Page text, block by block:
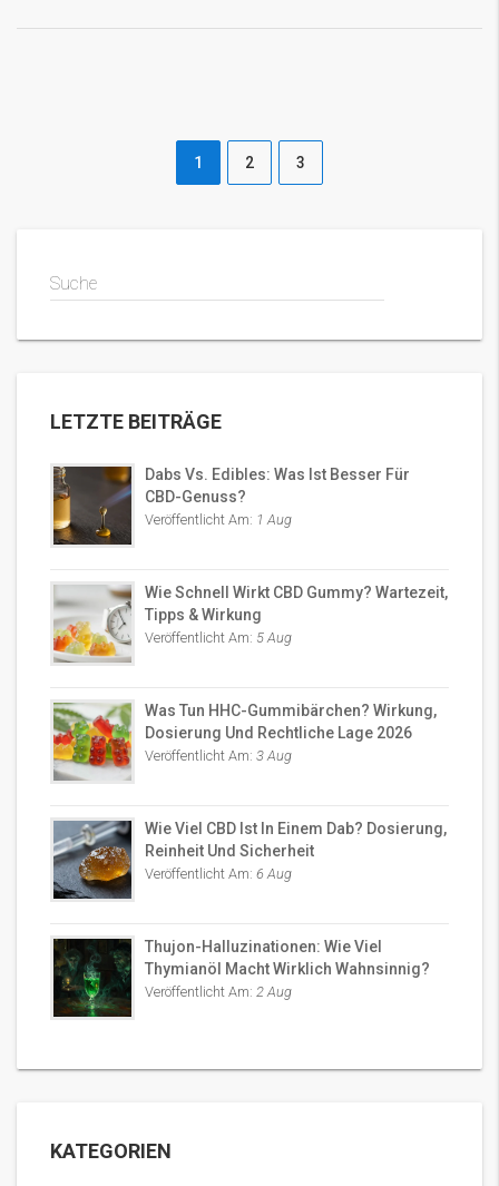
1 2 3
Suche
LETZTE BEITRÄGE
Dabs Vs. Edibles: Was Ist Besser Für
CBD-Genuss?
Veröffentlicht Am: 1 Aug
Wie Schnell Wirkt CBD Gummy? Wartezeit,
Tipps & Wirkung
Veröffentlicht Am: 5 Aug
Was Tun HHC-Gummibärchen? Wirkung,
Dosierung Und Rechtliche Lage 2026
Veröffentlicht Am: 3 Aug
Wie Viel CBD Ist In Einem Dab? Dosierung,
Reinheit Und Sicherheit
Veröffentlicht Am: 6 Aug
Thujon-Halluzinationen: Wie Viel
Thymianöl Macht Wirklich Wahnsinnig?
Veröffentlicht Am: 2 Aug
KATEGORIEN